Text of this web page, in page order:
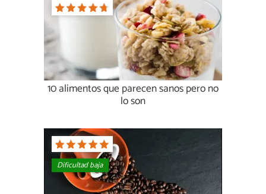
10 alimentos que parecen sanos pero no
lo son
Dificultad baja